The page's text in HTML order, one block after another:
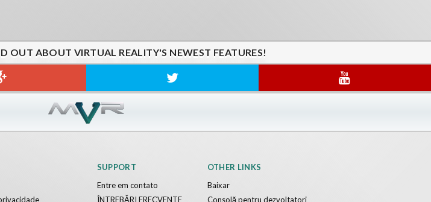
OUT ABOUT VIRTUAL REALITY'S NEWEST FEATURES!
SUPPORT
Entre em contato
ÎNTREBĂRI FRECVENTE
OTHER LINKS
Baixar
Consolă pentru dezvoltatori